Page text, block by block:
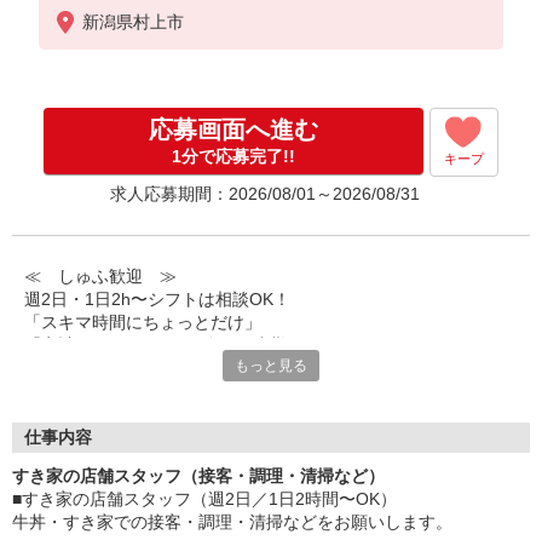
※22:00〜翌5:00：時給1,500円
※高校生時給1,100円
新潟県村上市
応募画面へ進む
1分で応募完了!! キープ
求人応募期間：2026/08/01～2026/08/31
≪ しゅふ歓迎 ≫
週2日・1日2h〜シフトは相談OK！
「スキマ時間にちょっとだけ」
など、自分らしく活躍できますよ。
■髪型・髪色自由
■給与前払い可
急な出費も安心♪
■社員登用あり
もっと見る
仕事内容
すき家の店舗スタッフ（接客・調理・清掃など）
■すき家の店舗スタッフ（週2日／1日2時間〜OK）
牛丼・すき家での接客・調理・清掃などをお願いします。